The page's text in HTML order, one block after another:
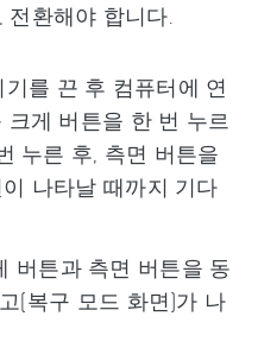
환해야 합니다.
를 끈 후 컴퓨터에 연
게 버튼을 한 번 누르
누른 후, 측면 버튼을
나타날 때까지 기다
버튼과 측면 버튼을 동
(복구 모드 화면)가 나